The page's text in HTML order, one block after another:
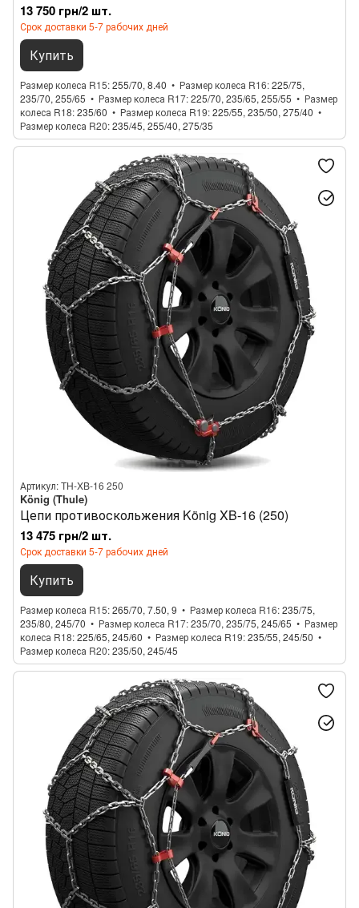
13 750 грн/2 шт.
Срок доставки 5-7 рабочих дней
Купить
Размер колеса R15 255/70, 8.40 Размер колеса R16 225/75,
235/70, 255/65
Размер колеса R17 225/70, 235/65, 255/55
Размер
колеса R18 235/60 Размер колеса R19 225/55, 235/50, 275/40
Размер колеса R20 235/45, 255/40, 275/35
Артикул: TH-XB-16 250
König (Thule)
Цепи противоскольжения König XB-16 (250)
13 475 грн/2 шт.
Срок доставки 5-7 рабочих дней
Купить
Размер колеса R15 265/70, 7.50, 9 Размер колеса R16 235/75,
235/80, 245/70
Размер колеса R17 235/70, 235/75, 245/65
Размер
колеса R18 225/65, 245/60 Размер колеса R19 235/55, 245/50
Размер колеса R20 235/50, 245/45